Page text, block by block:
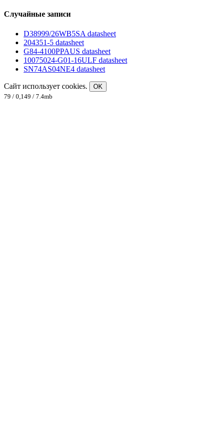
Случайные записи
D38999/26WB5SA datasheet
204351-5 datasheet
G84-4100PPAUS datasheet
10075024-G01-16ULF datasheet
SN74AS04NE4 datasheet
Сайт использует cookies.
OK
79 / 0,149 / 7.4mb